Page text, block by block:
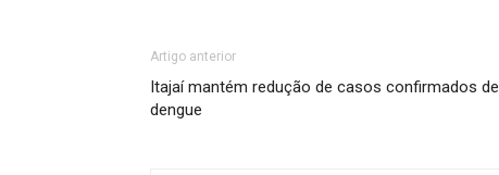
Artigo anterior
Itajaí mantém redução de casos confirmados de
dengue